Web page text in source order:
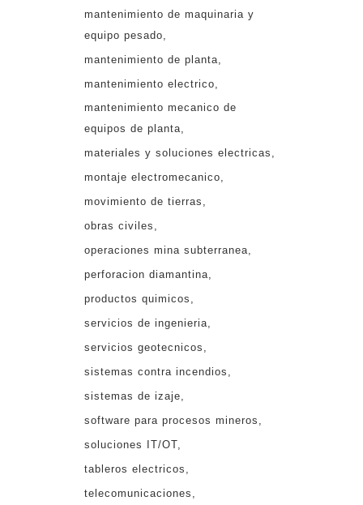
mantenimiento de maquinaria y
equipo pesado
mantenimiento de planta
mantenimiento electrico
mantenimiento mecanico de
equipos de planta
materiales y soluciones electricas
montaje electromecanico
movimiento de tierras
obras civiles
operaciones mina subterranea
perforacion diamantina
productos quimicos
servicios de ingenieria
servicios geotecnicos
sistemas contra incendios
sistemas de izaje
software para procesos mineros
soluciones IT/OT
tableros electricos
telecomunicaciones